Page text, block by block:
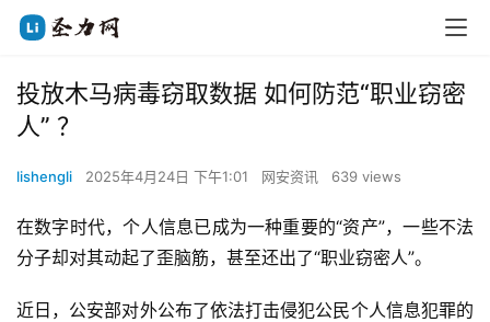
投放木马病毒窃取数据 如何防范“职业窃密
人” ？
lishengli 2025年4月24日 下午1:01 网安资讯 639 views
在数字时代，个人信息已成为一种重要的“资产”，一些不法
分子却对其动起了歪脑筋，甚至还出了“职业窃密人”。
近日，公安部对外公布了依法打击侵犯公民个人信息犯罪的